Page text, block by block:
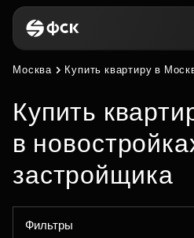
Москва Купить квартиру в
Купить
в
застройщика
Фильтры